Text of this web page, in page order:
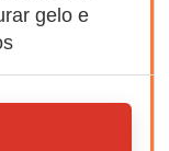
gelo e